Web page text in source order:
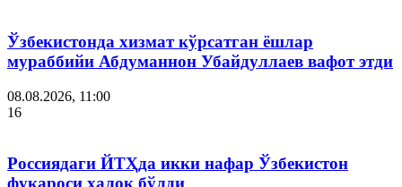
Ўзбекистонда хизмат кўрсатган ёшлар
мураббийи Абдуманнон Убайдуллаев вафот этди
08.08.2026, 11:00
16
Россиядаги ЙТҲда икки нафар Ўзбекистон
фуқароси ҳалок бўлди